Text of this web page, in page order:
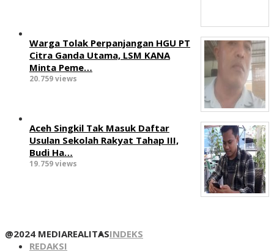
Warga Tolak Perpanjangan HGU PT
Citra Ganda Utama, LSM KANA
Minta Peme…
20.759 views
Aceh Singkil Tak Masuk Daftar
Usulan Sekolah Rakyat Tahap III,
Budi Ha…
19.759 views
@2024 MEDIAREALITASINDEKS
REDAKSI